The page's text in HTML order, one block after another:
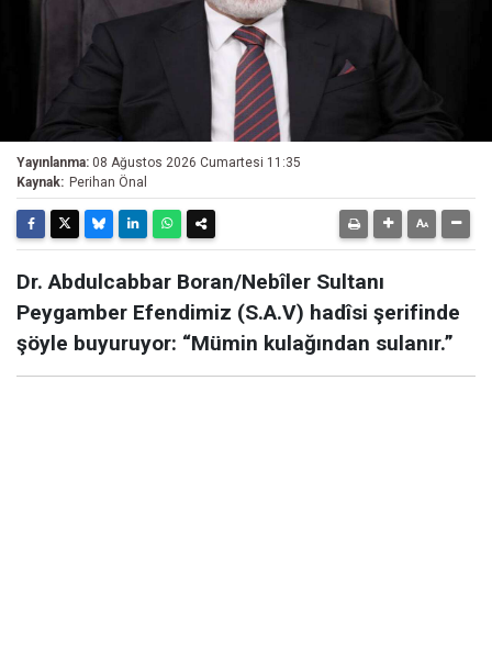
Yayınlanma: 08 Ağustos 2026 Cumartesi 11:35
Kaynak: Perihan Önal
Dr. Abdulcabbar Boran/Nebîler Sultanı
Peygamber Efendimiz (S.A.V) hadîsi şerifinde
şöyle buyuruyor: “Mümin kulağından sulanır.”